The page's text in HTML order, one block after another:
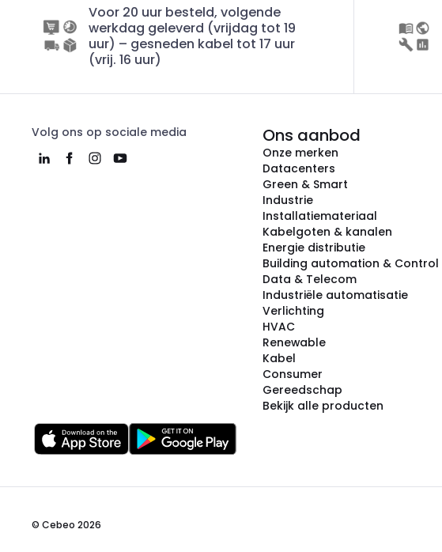
Voor 20 uur besteld, volgende
werkdag geleverd (vrijdag tot 19
uur) – gesneden kabel tot 17 uur
(vrij. 16 uur)
Volg ons op sociale media Ons aanbod
Onze merken
Datacenters
Green & Smart
Industrie
Installatiemateriaal
Kabelgoten & kanalen
Energie distributie
Building automation & Control
Data & Telecom
Industriële automatisatie
Verlichting
HVAC
Renewable
Kabel
Consumer
Gereedschap
Bekijk alle producten
© Cebeo 2026